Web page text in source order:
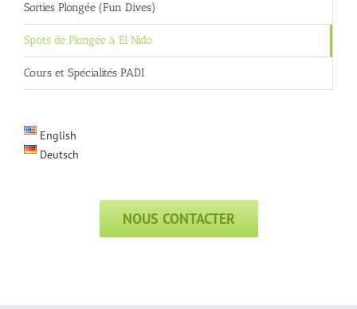
Sorties Plongée (Fun Dives)
Spots de Plongée à El Nido
Cours et Spécialités PADI
English
Deutsch
NOUS CONTACTER